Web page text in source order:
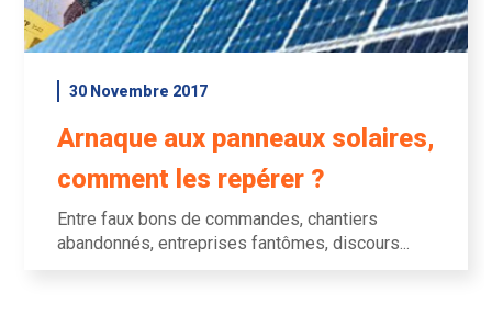
30 Novembre 2017
Arnaque aux panneaux solaires,
comment les repérer ?
Entre faux bons de commandes, chantiers
abandonnés, entreprises fantômes, discours...